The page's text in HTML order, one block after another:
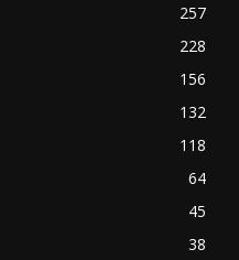
257
228
156
132
118
64
45
38